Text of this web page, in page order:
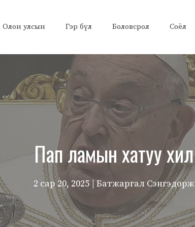
Олон улсын Гэр бүл Боловсрол Соёл
Пап ламын хатуу хил
2 сар 20, 2025 | Батжаргал Сэнгэдорж